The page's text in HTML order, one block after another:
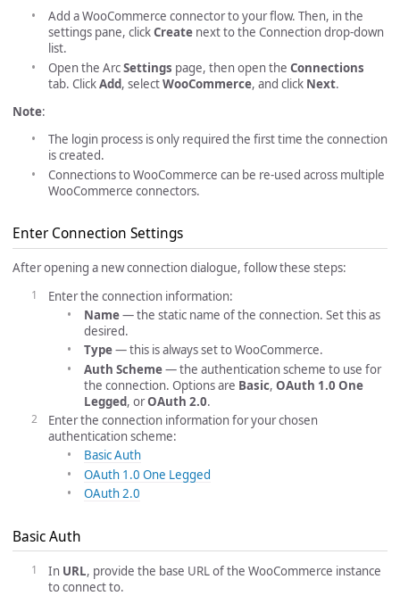
Add a WooCommerce connector to your flow. Then, in the
settings pane, clickCreate next to the Connection drop-down
list.
Open the ArcSettings page, then open the Connections
tab. ClickAdd, selectWooCommerce, and click Next.
Note:
The login process is only required the first time the connection
is created.
Connections to WooCommerce can be re-used across multiple
WooCommerce connectors.
Enter Connection Settings
After opening a new connection dialogue, follow these steps:
Enter the connection information:
Name— the static name of the connection. Set this as
desired.
Type— this is always set to WooCommerce.
Auth Scheme— the authentication scheme to use for
the connection. Options are Basic, OAuth 1.0 One
Legged, orOAuth 2.0.
Enter the connection information for your chosen
authentication scheme:
Basic Auth
OAuth 1.0 One Legged
OAuth 2.0
Basic Auth
In URL, provide the base URL of the WooCommerce instance
to connect to.